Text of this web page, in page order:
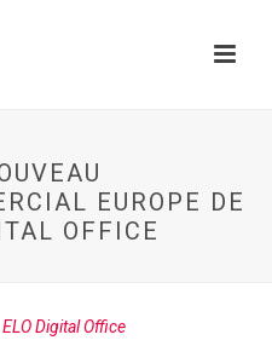
EUROPE DE
OFFICE
ELO Digital Office